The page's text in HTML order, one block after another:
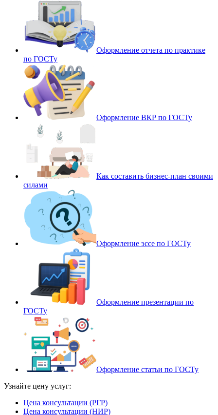
Оформление отчета по практике
по ГОСТу
Оформление ВКР по ГОСТу
Как составить бизнес-план своими
силами
Оформление эссе по ГОСТу
Оформление презентации по
ГОСТу
Оформление статьи по ГОСТу
Узнайте цену услуг:
Цена консультации (РГР)
Цена консультации (НИР)